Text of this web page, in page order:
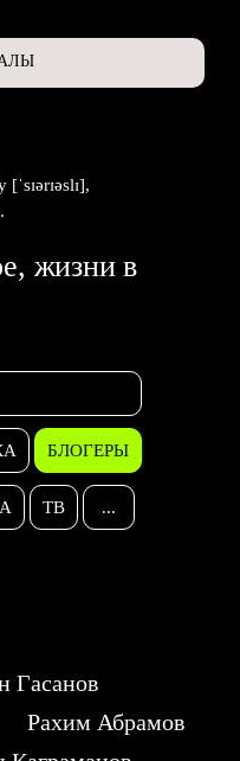
жизни в
БЛОГЕРЫ
ТВ ...
Гасанов
Рахим Абрамов